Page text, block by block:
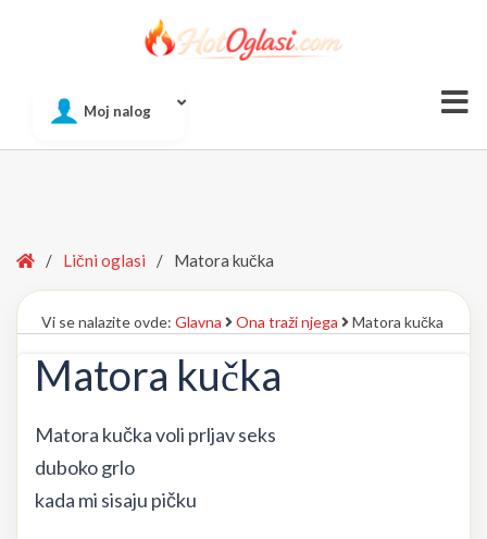
Moj nalog
Home
/ Lični oglasi / Matora kučka
Vi se nalazite ovde: Glavna Ona traži njega Matora kučka
Matora kučka
Matora kučka voli prljav seks
duboko grlo
kada mi sisaju pičku